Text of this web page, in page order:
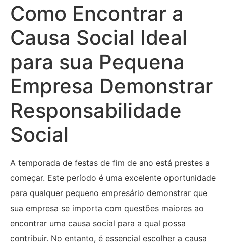
Como Encontrar a
Causa Social Ideal
para sua Pequena
Empresa Demonstrar
Responsabilidade
Social
A temporada de festas de fim de ano está prestes a
começar. Este período é uma excelente oportunidade
para qualquer pequeno empresário demonstrar que
sua empresa se importa com questões maiores ao
encontrar uma causa social para a qual possa
contribuir. No entanto, é essencial escolher a causa